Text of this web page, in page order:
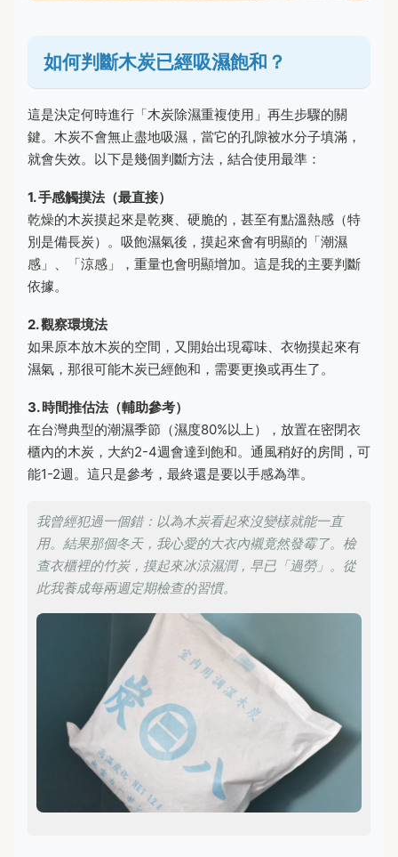
如何判斷木炭已經吸濕飽和？
這是決定何時進行「木炭除濕重複使用」再生步驟的關
鍵。木炭不會無止盡地吸濕，當它的孔隙被水分子填滿，
就會失效。以下是幾個判斷方法，結合使用最準：
1. 手感觸摸法（最直接）
乾燥的木炭摸起來是乾爽、硬脆的，甚至有點溫熱感（特
別是備長炭）。吸飽濕氣後，摸起來會有明顯的「潮濕
感」、「涼感」，重量也會明顯增加。這是我的主要判斷
依據。
2. 觀察環境法
如果原本放木炭的空間，又開始出現霉味、衣物摸起來有
濕氣，那很可能木炭已經飽和，需要更換或再生了。
3. 時間推估法（輔助參考）
在台灣典型的潮濕季節（濕度80%以上），放置在密閉衣
櫃內的木炭，大約2-4週會達到飽和。通風稍好的房間，可
能1-2週。這只是參考，最終還是要以手感為準。
我曾經犯過一個錯：以為木炭看起來沒變樣就能一直
用。結果那個冬天，我心愛的大衣內襯竟然發霉了。檢
查衣櫃裡的竹炭，摸起來冰涼濕潤，早已「過勞」。從
此我養成每兩週定期檢查的習慣。